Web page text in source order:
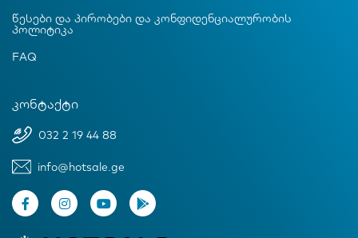
წესები და პირობები და კონფიდენციალურობის
პოლიტიკა
FAQ
კონტაქტი
032 2 19 44 88
info@hotsale.ge